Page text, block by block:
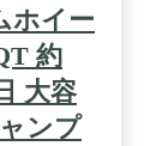
ホイー
約
大容
ンプ